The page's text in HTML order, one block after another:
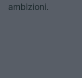
ambizioni.